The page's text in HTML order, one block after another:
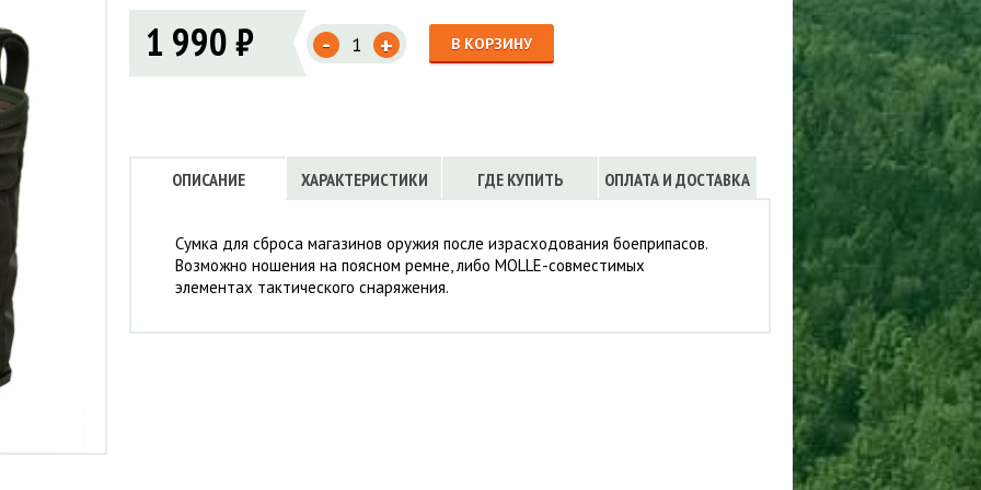
ОДЕЖДА
мембранные
мембранные
Флисовые брюки
Флисовые кофты
ЖИЛЕТЫ
КОМБИНЕЗОНЫ
ТРУСЫ
ЮБКИ, ПЛАТЬЯ
МЕБЕЛЬ
ИНСТРУМЕНТЫ
КОБУРЫ, ЧЕХЛЫ, РЕМНИ
Кобуры
1 990 ₽ - + В КОРЗИНУ
ОПИСАНИЕ ХАРАКТЕРИСТИКИ ГДЕ КУПИТЬ ОПЛАТА И ДОСТАВКА
Сумка для сброса магазинов оружия после израсходования боеприпасов.
Возможно ношения на поясном ремне, либо MOLLE-совместимых
элементах тактического снаряжения.